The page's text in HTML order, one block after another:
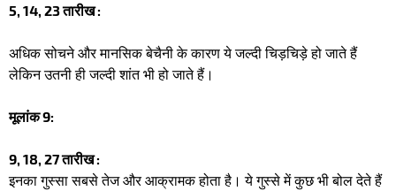
5, 14, 23 तारीख :
अधिक सोचने और मानसिक बेचैनी के कारण ये जल्दी चिड़चिड़े हो जाते हैं
लेकिन उतनी ही जल्दी शांत भी हो जाते हैं।
मूलांक 9:
9, 18, 27 तारीख :
इनका गुस्सा सबसे तेज और आक्रामक होता है। ये गुस्से में कुछ भी बोल देते हैं